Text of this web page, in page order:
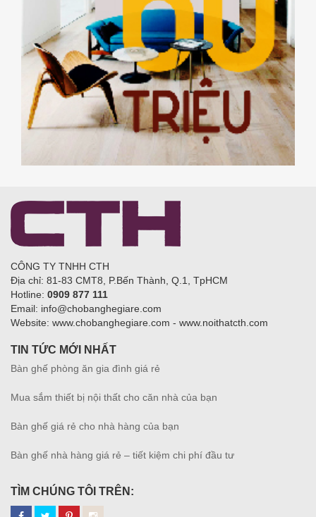
CÔNG TY TNHH CTH
Địa chỉ: 81-83 CMT8, P.Bến Thành, Q.1, TpHCM
Hotline: 0909 877 111
Email: info@chobanghegiare.com
Website: www.chobanghegiare.com - www.noithatcth.com
TIN TỨC MỚI NHẤT
Bàn ghế phòng ăn gia đình giá rẻ
Mua sắm thiết bị nội thất cho căn nhà của bạn
Bàn ghế giá rẻ cho nhà hàng của bạn
Bàn ghế nhà hàng giá rẻ – tiết kiệm chi phí đầu tư
TÌM CHÚNG TÔI TRÊN: